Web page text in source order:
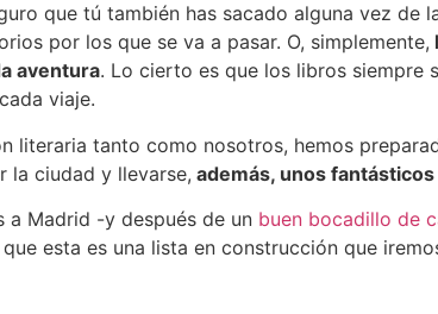
que tú también has sacado alguna vez
por los que se va a pasar. O, simplemente,
aventura. Lo cierto es que los libros siempre
viaje.
literaria tanto como nosotros, hemos
la ciudad y llevarse, además, unos
a Madrid -y después de un buen bocadillo de
esta es una lista en construcción que